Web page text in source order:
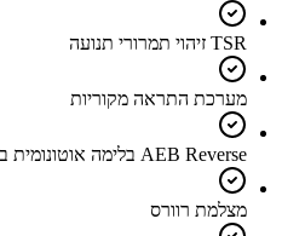
TSR זיהוי תמרורי תנועה
מערכת התראה מקוריות
AEB Reverse בלימה אוטונומית בנסיעה לאחור
מצלמת רוורס